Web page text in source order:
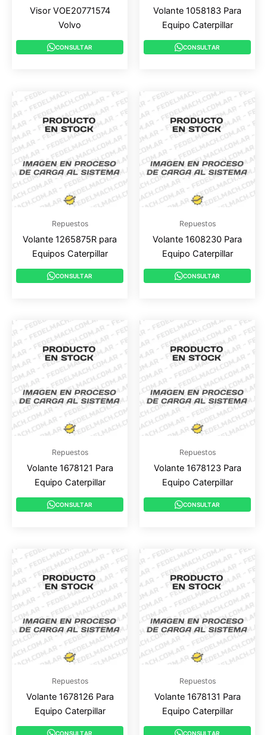
Visor VOE20771574
Volvo
CONSULTAR
Volante 1058183 Para
Equipo Caterpillar
CONSULTAR
Repuestos
Volante 1265875R para
Equipos Caterpillar
CONSULTAR
Repuestos
Volante 1608230 Para
Equipo Caterpillar
CONSULTAR
Repuestos
Volante 1678121 Para
Equipo Caterpillar
CONSULTAR
Repuestos
Volante 1678123 Para
Equipo Caterpillar
CONSULTAR
Repuestos
Volante 1678126 Para
Equipo Caterpillar
CONSULTAR
Repuestos
Volante 1678131 Para
Equipo Caterpillar
CONSULTAR